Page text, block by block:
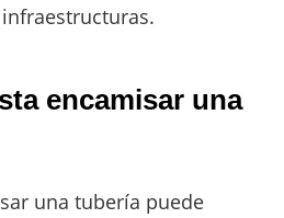
encamisar una
una tubería puede